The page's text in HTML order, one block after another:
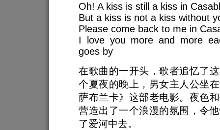
Oh! A kiss is still a kiss in
But a kiss is not a kiss without
Please come back to me in
I love you more and more
goes by
在歌曲的一开头，歌者追忆了
个夏夜的晚上，男女主人公坐
萨布兰卡》这部老电影。夜色
营造出了一个浪漫的氛围，令
了爱河中去。